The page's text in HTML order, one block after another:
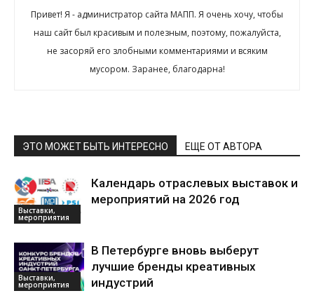
Привет! Я - администратор сайта МАПП. Я очень хочу, чтобы
наш сайт был красивым и полезным, поэтому, пожалуйста,
не засоряй его злобными комментариями и всяким
мусором. Заранее, благодарна!
ЭТО МОЖЕТ БЫТЬ ИНТЕРЕСНО ЕЩЕ ОТ АВТОРА
Выставки,
мероприятия
Календарь отраслевых выставок и
мероприятий на 2026 год
Выставки,
мероприятия
В Петербурге вновь выберут
лучшие бренды креативных
индустрий